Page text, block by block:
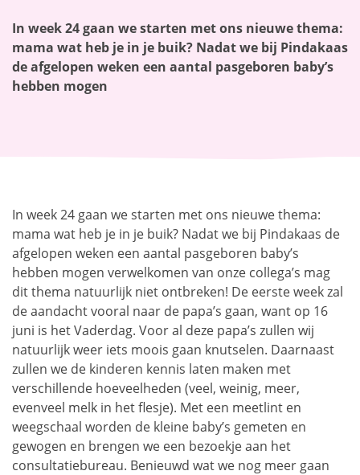
In week 24 gaan we starten met ons nieuwe thema:
mama wat heb je in je buik? Nadat we bij Pindakaas
de afgelopen weken een aantal pasgeboren baby’s
hebben mogen
In week 24 gaan we starten met ons nieuwe thema:
mama wat heb je in je buik? Nadat we bij Pindakaas de
afgelopen weken een aantal pasgeboren baby’s
hebben mogen verwelkomen van onze collega’s mag
dit thema natuurlijk niet ontbreken! De eerste week zal
de aandacht vooral naar de papa’s gaan, want op 16
juni is het Vaderdag. Voor al deze papa’s zullen wij
natuurlijk weer iets moois gaan knutselen. Daarnaast
zullen we de kinderen kennis laten maken met
verschillende hoeveelheden (veel, weinig, meer,
evenveel melk in het flesje). Met een meetlint en
weegschaal worden de kleine baby’s gemeten en
gewogen en brengen we een bezoekje aan het
consultatiebureau. Benieuwd wat we nog meer gaan